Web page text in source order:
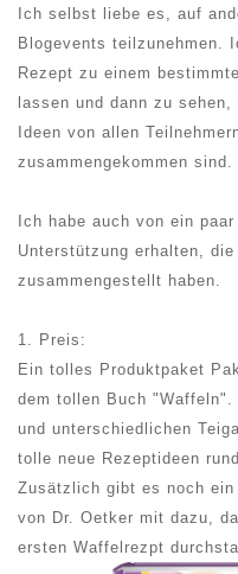
Ich selbst liebe es, auf
Blogevents teilzunehmen.
Rezept zu einem
lassen und dann zu
Ideen von allen
zusammengekommen sind.
Ich habe auch von ein
Unterstützung erhalten,
zusammengestellt haben.
1. Preis:
Ein tolles Produktpaket
dem tollen Buch "Waffeln".
und unterschiedlichen
tolle neue Rezeptideen
Zusätzlich gibt es noch
von Dr. Oetker mit dazu,
ersten Waffelrezpt